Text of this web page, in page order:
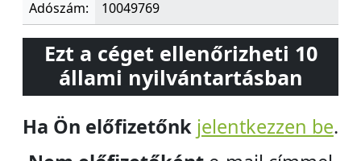
Adószám: 10049769
Ezt a céget ellenőrizheti 10
állami nyilvántartásban
Ha Ön előfizetőnk jelentkezzen be.